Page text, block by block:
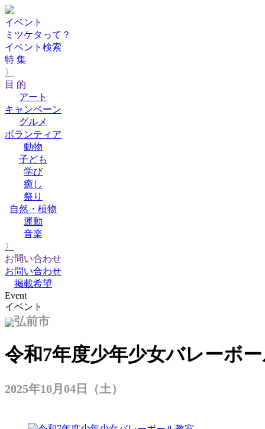
イベント
ミツケタって？
イベント検索
特 集
〉
目 的
アート
キャンペーン
グルメ
ボランティア
動物
子ども
学び
癒し
祭り
自然・植物
運動
音楽
〉
お問い合わせ
お問い合わせ
掲載希望
Event
イベント
弘前市
令和7年度少年少女バレーボ
2025年10月04日（土）